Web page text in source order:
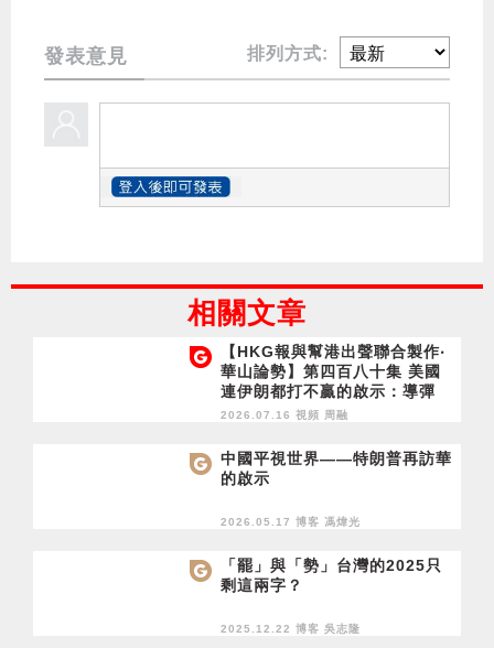
發表意見 排列方式:
相關文章
【HKG報與幫港出聲聯合製作‧
華山論勢】第四百八十集 美國
連伊朗都打不贏的啟示：導彈
造船 海空軍力 工業生產皆短板
2026.07.16 視頻 周融
中國平視世界——特朗普再訪華
的啟示
2026.05.17 博客 馮煒光
「罷」與「勢」台灣的2025只
剩這兩字？
2025.12.22 博客 吳志隆